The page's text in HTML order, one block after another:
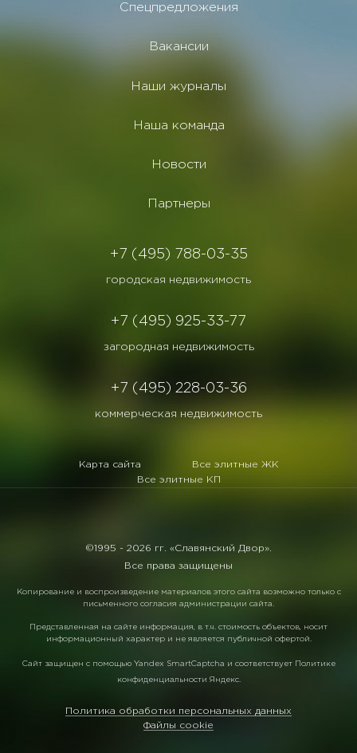
Спецпредложения
Вакансии
Наши журналы
Наша команда
Новости
Партнеры
+7 (495) 788-03-35
городская недвижимость
+7 (495) 925-33-77
загородная недвижимость
+7 (495) 228-03-36
коммерческая недвижимость
Карта сайта
Все элитные ЖК
Все элитные КП
©1995 - 2026 гг. «Славянский Двор».
Все права защищены
Копирование и воспроизведение материалов этого сайта возможно только с
письменного согласия администрации сайта.
Представленная на сайте информация, в т.ч. стоимость объектов, носит
информационный характер и не является публичной офертой.
Сайт защищен с помощью Yandex SmartCaptcha и соответствует Политике
конфиденциальности Яндекс.
Политика обработки персональных данных
Файлы cookie